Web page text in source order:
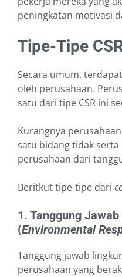
peningkatan motivasi
Tipe-Tipe
Secara umum,
oleh perusahaan.
satu dari tipe CSR ini
Kurangnya
satu bidang tidak
perusahaan dari
Beritkut tipe-tipe dari
1. Tanggung
(Environmental
Tanggung jawab
perusahaan yang